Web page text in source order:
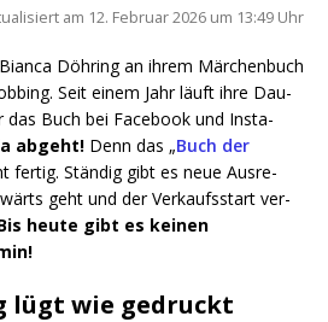
am 12. Febru­ar 2026 um 13:49 Uhr
Döh­ring an ihrem Mär­chen­buch
Seit einem Jahr läuft ihre Dau­
das Buch bei Face­book und Insta­
abgeht! Denn das „Buch der
fer­tig. Stän­dig gibt es neue Aus­re­
geht und der Ver­kaufs­start ver­
heu­te gibt es kei­nen
lügt wie gedruckt